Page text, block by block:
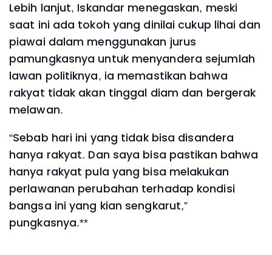
Lebih lanjut, Iskandar menegaskan, meski
saat ini ada tokoh yang dinilai cukup lihai dan
piawai dalam menggunakan jurus
pamungkasnya untuk menyandera sejumlah
lawan politiknya, ia memastikan bahwa
rakyat tidak akan tinggal diam dan bergerak
melawan.
“Sebab hari ini yang tidak bisa disandera
hanya rakyat. Dan saya bisa pastikan bahwa
hanya rakyat pula yang bisa melakukan
perlawanan perubahan terhadap kondisi
bangsa ini yang kian sengkarut,”
pungkasnya.**